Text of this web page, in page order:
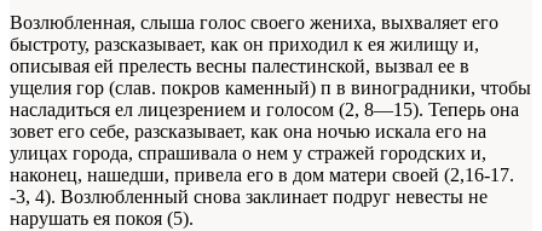
Возлюбленная, слыша голос своего жениха, выхваляет его
быстроту, разсказывает, как он приходил к ея жилищу и,
описывая ей прелесть весны палестинской, вызвал ее в
ущелия гор (слав. покров каменный) п в виноградники, чтобы
насладиться ел лицезрением и голосом (2, 8—15). Теперь она
зовет его себе, разсказывает, как она ночью искала его на
улицах города, спрашивала о нем у стражей городских и,
наконец, нашедши, привела его в дом матери своей (2,16-17.
-3, 4). Возлюбленный снова заклинает подруг невесты не
нарушать ея покоя (5).